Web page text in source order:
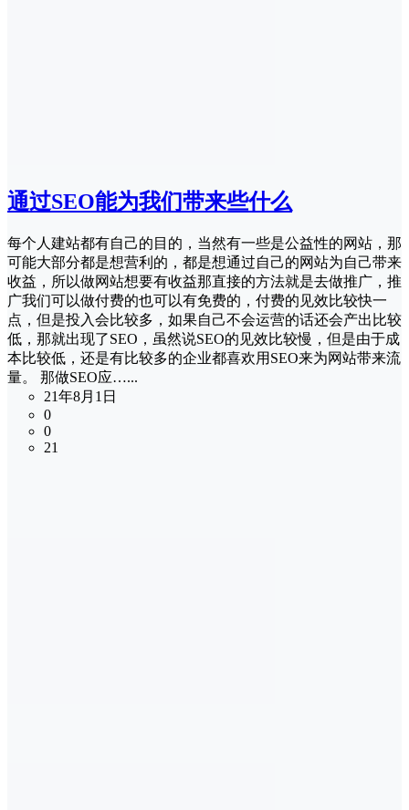
通过SEO能为我们带来些什么
每个人建站都有自己的目的，当然有一些是公益性的网站，那
可能大部分都是想营利的，都是想通过自己的网站为自己带来
收益，所以做网站想要有收益那直接的方法就是去做推广，推
广我们可以做付费的也可以有免费的，付费的见效比较快一
点，但是投入会比较多，如果自己不会运营的话还会产出比较
低，那就出现了SEO，虽然说SEO的见效比较慢，但是由于成
本比较低，还是有比较多的企业都喜欢用SEO来为网站带来流
量。 那做SEO应…...
21年8月1日
0
0
21